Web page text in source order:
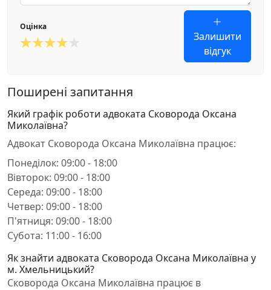
Оцінка
Залишити
відгук
Поширені запитання
Який графік роботи адвоката Сковорода Оксана
Миколаївна?
Адвокат Сковорода Оксана Миколаївна працює:
Понеділок: 09:00 - 18:00
Вівторок: 09:00 - 18:00
Середа: 09:00 - 18:00
Четвер: 09:00 - 18:00
П'ятниця: 09:00 - 18:00
Субота: 11:00 - 16:00
Як знайти адвоката Сковорода Оксана Миколаївна у
м. Хмельницький?
Сковорода Оксана Миколаївна працює в